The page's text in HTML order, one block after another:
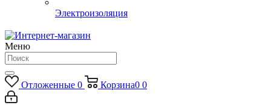
Электроизоляция
Меню
Отложенные 0 Корзина0 0